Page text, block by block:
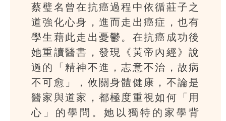
蔡璧名曾在抗癌過程中依循莊子之
道強化心身，進而走出癌症，也有
學生藉此走出憂鬱。在抗癌成功後
她重讀醫書，發現《黃帝內經》說
過的「精神不進，志意不治，故病
不可愈」，攸關身體健康，不論是
醫家與道家，都極度重視如何「用
心」的學問。她以獨特的家學背